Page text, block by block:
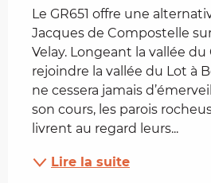
Le GR651 offre une
Jacques de Compostelle
Velay. Longeant la vallée
rejoindre la vallée du Lot à
ne cessera jamais
son cours, les parois
livrent au regard leurs...
Lire la suite